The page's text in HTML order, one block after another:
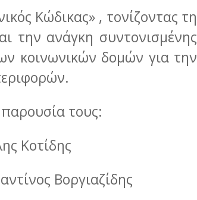
Κώδικας» , τονίζοντας τη
την ανάγκη συντονισμένης
κοινωνικών δομών για την
τους:
Κοτίδης
Βοργιαζίδης